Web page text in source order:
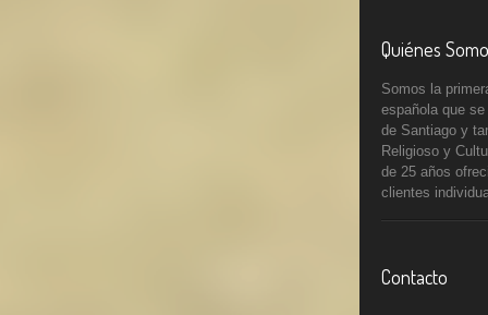
Quiénes
Somos la
española que
de Santiago y
Religioso y
de 25 años
clientes
Contacto